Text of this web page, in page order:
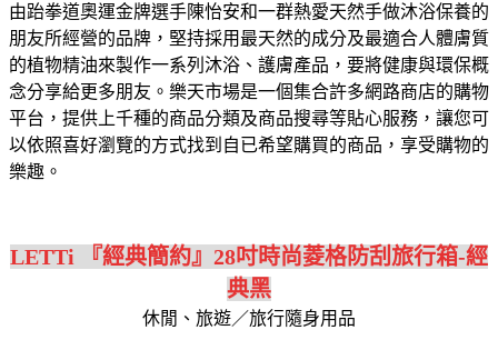
由跆拳道奧運金牌選手陳怡安和一群熱愛天然手做沐浴保養的
朋友所經營的品牌，堅持採用最天然的成分及最適合人體膚質
的植物精油來製作一系列沐浴、護膚產品，要將健康與環保概
念分享給更多朋友。 樂天市場是一個集合許多網路商店的購物
平台，提供上千種的商品分類及商品搜尋等貼心服務，讓您可
以依照喜好瀏覽的方式找到自已希望購買的商品，享受購物的
樂趣。
LETTi 『經典簡約』28吋時尚菱格防刮旅行箱-經
典黑
休閒、旅遊／旅行隨身用品